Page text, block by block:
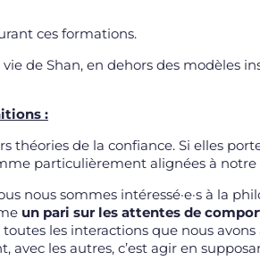
ces formations.
de Shan, en dehors des modèles
:
théories de la confiance. Si elles
particulièrement alignées à notre
nous sommes intéressé·e·s à la
un pari sur les attentes de
toutes les interactions que nous
avec les autres, c’est agir en